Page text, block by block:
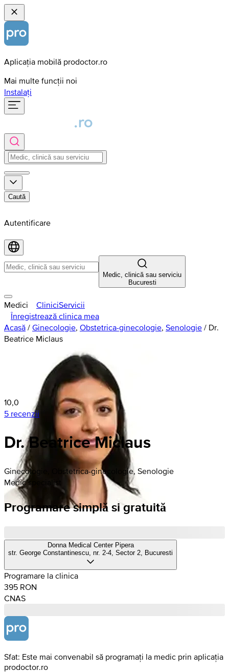
Aplicația mobilă prodoctor.ro
Mai multe funcții noi
Instalați
Caută
Autentificare
Medic, clinică sau serviciu
Bucuresti
Medici CliniciServicii
Înregistrează clinica mea
Acasă / Ginecologie, Obstetrica-ginecologie, Senologie / Dr.
Beatrice Miclaus
10,0
5 recenzii
Dr. Beatrice Miclaus
Ginecologie, Obstetrica-ginecologie, Senologie
Medic specialist
Programare simplă si gratuită
Donna Medical Center Pipera
str. George Constantinescu, nr. 2-4, Sector 2, Bucuresti
Programare la clinica
395 RON
CNAS
Sfat: Este mai convenabil să programați la medic prin aplicația
prodoctor.ro